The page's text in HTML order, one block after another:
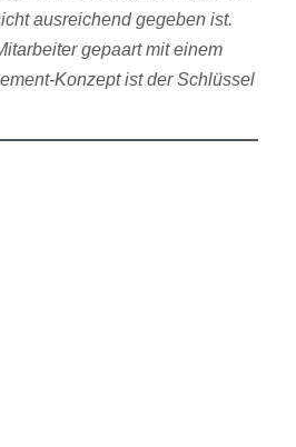
ausreichend gegeben ist.
gepaart mit einem
Konzept ist der Schlüssel